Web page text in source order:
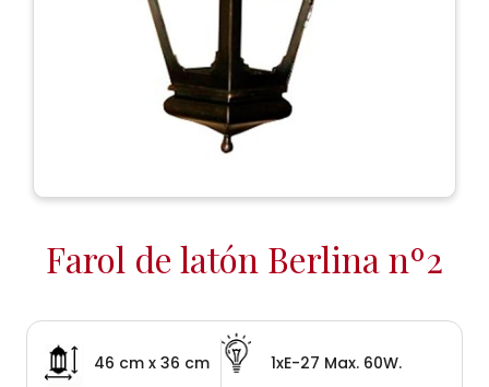
Farol de latón Berlina nº2
46 cm x 36 cm 1xE-27 Max. 60W.